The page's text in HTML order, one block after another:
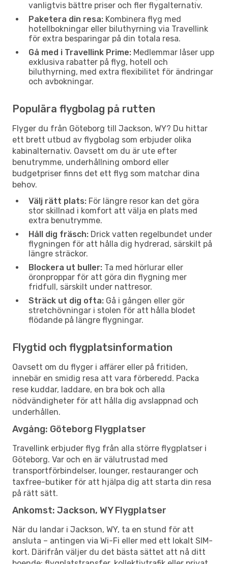
vanligtvis bättre priser och fler flygalternativ.
Paketera din resa: Kombinera flyg med
hotellbokningar eller biluthyrning via Travellink
för extra besparingar på din totala resa.
Gå med i Travellink Prime: Medlemmar låser upp
exklusiva rabatter på flyg, hotell och
biluthyrning, med extra flexibilitet för ändringar
och avbokningar.
Populära flygbolag på rutten
Flyger du från Göteborg till Jackson, WY? Du hittar
ett brett utbud av flygbolag som erbjuder olika
kabinalternativ. Oavsett om du är ute efter
benutrymme, underhållning ombord eller
budgetpriser finns det ett flyg som matchar dina
behov.
Välj rätt plats: För längre resor kan det göra
stor skillnad i komfort att välja en plats med
extra benutrymme.
Håll dig fräsch: Drick vatten regelbundet under
flygningen för att hålla dig hydrerad, särskilt på
längre sträckor.
Blockera ut buller: Ta med hörlurar eller
öronproppar för att göra din flygning mer
fridfull, särskilt under nattresor.
Sträck ut dig ofta: Gå i gången eller gör
stretchövningar i stolen för att hålla blodet
flödande på längre flygningar.
Flygtid och flygplatsinformation
Oavsett om du flyger i affärer eller på fritiden,
innebär en smidig resa att vara förberedd. Packa
rese kuddar, laddare, en bra bok och alla
nödvändigheter för att hålla dig avslappnad och
underhållen.
Avgång: Göteborg Flygplatser
Travellink erbjuder flyg från alla större flygplatser i
Göteborg. Var och en är välutrustad med
transportförbindelser, lounger, restauranger och
taxfree-butiker för att hjälpa dig att starta din resa
på rätt sätt.
Ankomst: Jackson, WY Flygplatser
När du landar i Jackson, WY, ta en stund för att
ansluta – antingen via Wi-Fi eller med ett lokalt SIM-
kort. Därifrån väljer du det bästa sättet att nå ditt